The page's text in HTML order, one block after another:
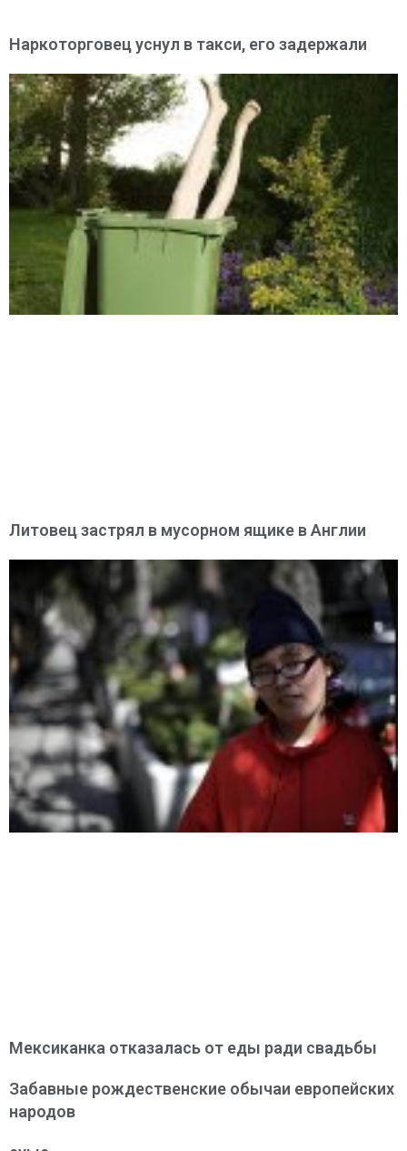
Наркоторговец уснул в такси, его задержали
Литовец застрял в мусорном ящике в Англии
Мексиканка отказалась от еды ради свадьбы
Забавные рождественские обычаи европейских
народов